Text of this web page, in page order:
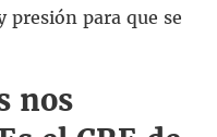
para que se
nos